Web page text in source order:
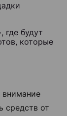
где будут
которые
внимание
средств от